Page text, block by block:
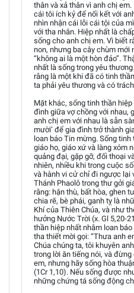
thân và xả thân vì anh chị
cái tôi ích kỷ để nối kết với
nhìn nhận cái lỗi cái tội của
với tha nhân. Hiệp nhất là
sống cho anh chị em. Vì biết
non, nhưng ba cây chùm mới
“không ai là một hòn đảo”.
nhất là sống trong yêu
rằng là một khi đã có tinh
ta phải yêu thương và có
Mặt khác, sống tinh thần
đình giữa vợ chồng với nhau,
anh chị em với nhau là sẵn
mười’ để gia đình trở thành
loan báo Tin mừng. Sống
giáo họ, giáo xứ và làng xóm
quảng đại, gặp gỡ, đối thoại
nhiên, nhiều khi trong cuộc
và hành vi cử chỉ đi ngược lại
Thánh Phaolô trong thư gởi
rằng: hận thù, bất hòa, ghen
chia rẽ, bè phái, ganh tỵ là
Khí của Thiên Chúa, và như
hưởng Nước Trời (x. Gl 5,20-
thần hiệp nhất nhằm loan
tha thiết mời gọi: “Thưa anh
Chúa chúng ta, tôi khuyên
trong lời ăn tiếng nói, và
em, nhưng hãy sống hòa
(1Cr 1,10). Nếu sống được
những chứng tá sống động